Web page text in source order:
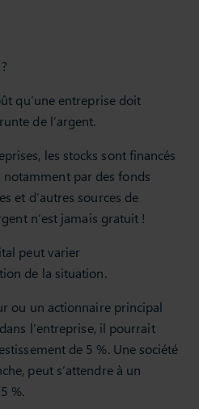
qu’une entreprise doit
de l’argent.
les stocks sont financés
par des fonds
et d’autres sources de
n’est jamais gratuit !
peut varier
de la situation.
ou un actionnaire principal
l’entreprise, il pourrait
de 5 %. Une société
peut s’attendre à un
%.